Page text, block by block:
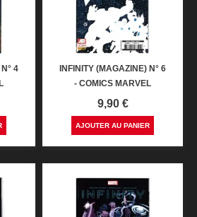
4
INFINITY (MAGAZINE) N° 6
- COMICS MARVEL
Prix
9,90 €
AJOUTER AU PANIER